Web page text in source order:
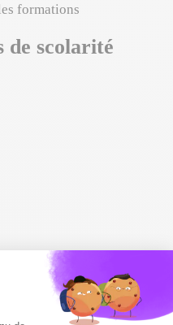
formations
scolarité